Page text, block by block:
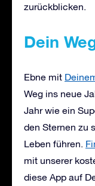
zurückblicken.
Dein
Ebne mit
Weg ins neue
Jahr wie ein
den Sternen zu
Leben führen.
mit unserer
diese App auf